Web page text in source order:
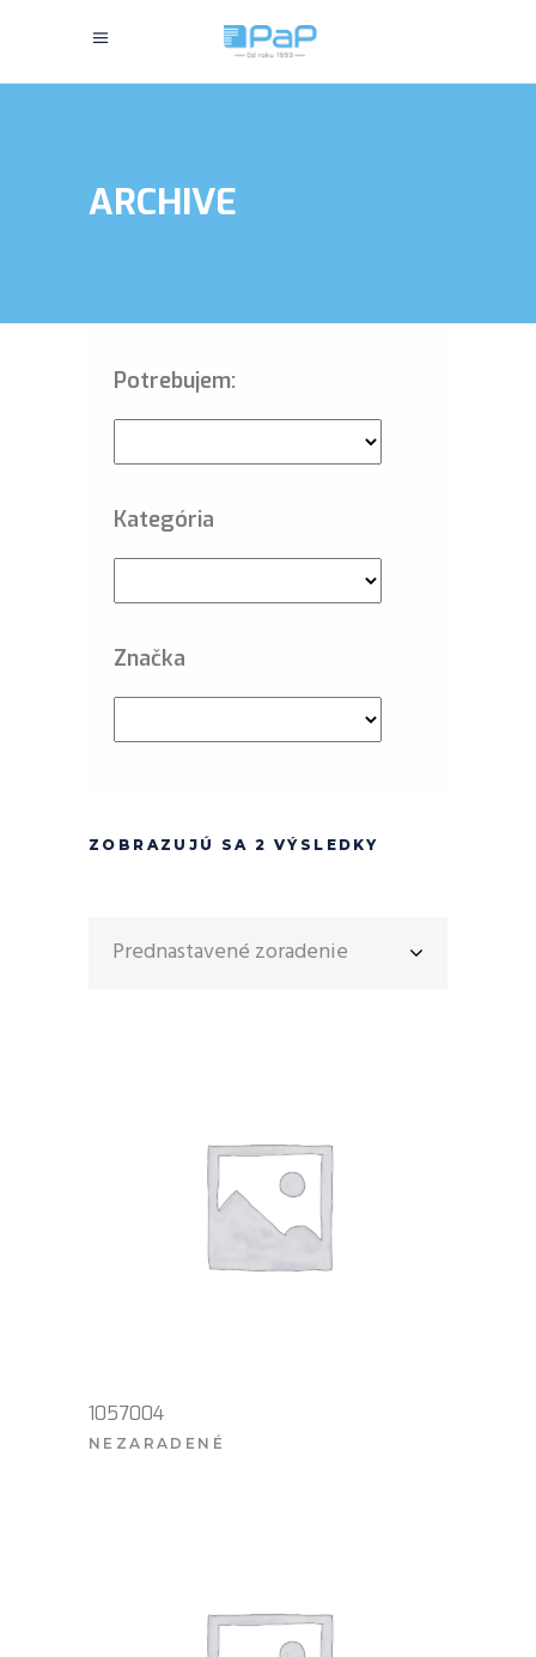
ARCHIVE
Potrebujem:
Kategória
Značka
ZOBRAZUJÚ SA 2 VÝSLEDKY
Prednastavené zoradenie
1057004
NEZARADENÉ